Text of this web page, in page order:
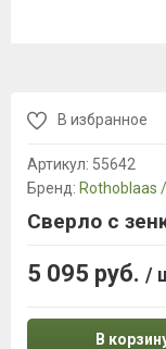
В избранное
Артикул: 55642
Бренд: Rothoblaas
Сверло с
5 095 руб. /
В